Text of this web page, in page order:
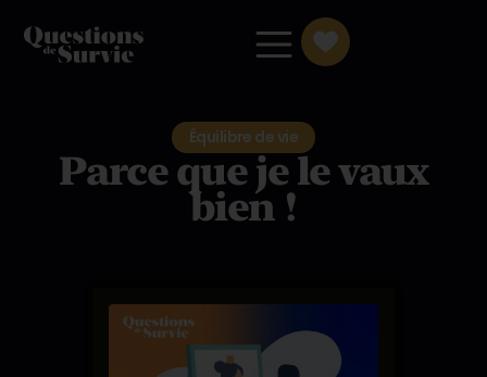
Équilibre de vie
Parce que je le vaux
bien !